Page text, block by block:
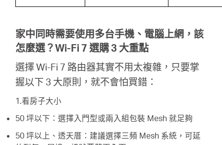
家中同時需要使用多台手機、電腦上網，該
怎麼選？Wi-Fi 7 選購 3 大重點
選擇 Wi-Fi 7 路由器其實不用太複雜，只要掌
握以下 3 大原則，就不會怕買錯：
1.看房子大小
50 坪以下：選擇入門型或兩入組包裝 Mesh 就足夠
50 坪以上、透天厝：建議選擇三頻 Mesh 系統，可延